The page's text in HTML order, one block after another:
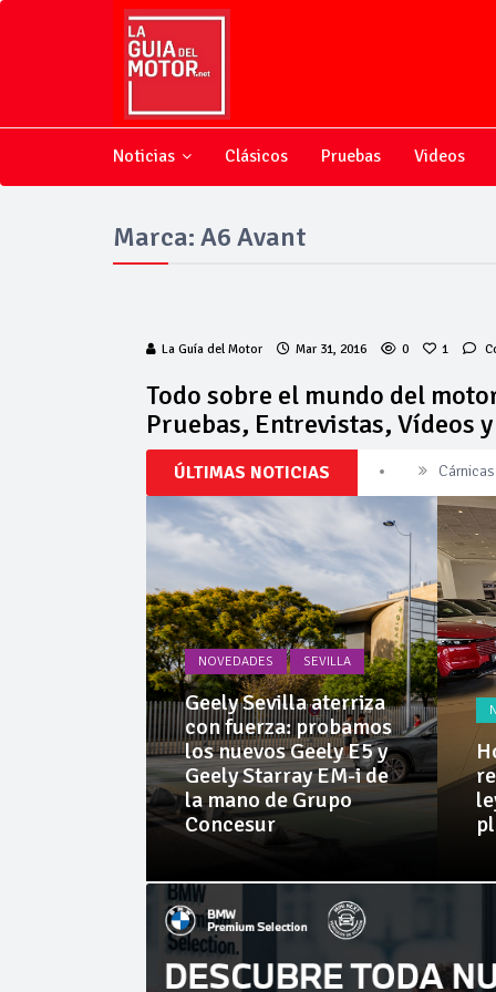
Noticias Clásicos Pruebas Videos
Marca: A6 Avant
La Guía del Motor Mar 31, 2016 0 1
Todo sobre el mundo del
Pruebas, Entrevistas, Vídeos
ÚLTIMAS NOTICIAS
La
Invercar
NOVEDADES SEVILLA
Geely Sevilla aterriza
con fuerza: probamos
los nuevos Geely E5 y
Geely Starray EM-i de
la mano de Grupo
Concesur